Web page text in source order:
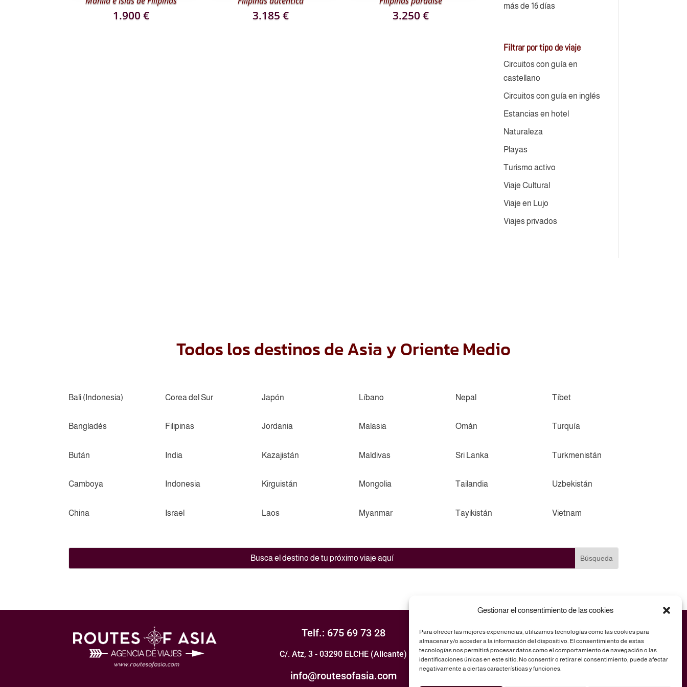
Gestionar el consentimiento de las cookies
Para ofrecer las mejores experiencias, utilizamos tecnologías como las cookies para
almacenar y/o acceder a la información del dispositivo. El consentimiento de estas
tecnologías nos permitirá procesar datos como el comportamiento de navegación o las
identificaciones únicas en este sitio. No consentir o retirar el consentimiento, puede afectar
negativamente a ciertas características y funciones.
1.900€ 3.185€ 3.250€
más de 16 días
Filtrar por tipo de viaje
Circuitos con guía en
castellano
Circuitos con guía en inglés
Estancias en hotel
Naturaleza
Playas
Turismo activo
Viaje Cultural
Viaje en Lujo
Viajes privados
Todos los destinos de Asia y Oriente Medio
Bali (Indonesia)
Bangladés
Bután
Camboya
China
Corea del Sur
Filipinas
India
Indonesia
Israel
Japón
Jordania
Kazajistán
Kirguistán
Laos
Líbano
Malasia
Maldivas
Mongolia
Myanmar
Nepal
Omán
Sri Lanka
Tailandia
Tayikistán
Tíbet
Turquía
Turkmenistán
Uzbekistán
Vietnam
Telf.: 675 69 73 28
C/. Atz, 3 - 03290 ELCHE (Alicante)
info@routesofasia.com